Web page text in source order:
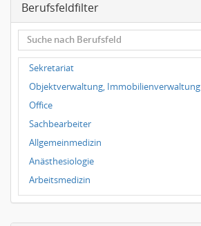
Dortmund
Wuppertal
Hallbergmoos
Würzburg
Grünwald
Ulm
Bielefeld
Hannover
Duisburg
Berufsfeldfilter
Sekretariat
Objektverwaltung, Immobilienverwaltung
Office
Sachbearbeiter
Allgemeinmedizin
Anästhesiologie
Arbeitsmedizin
Augenheilkunde